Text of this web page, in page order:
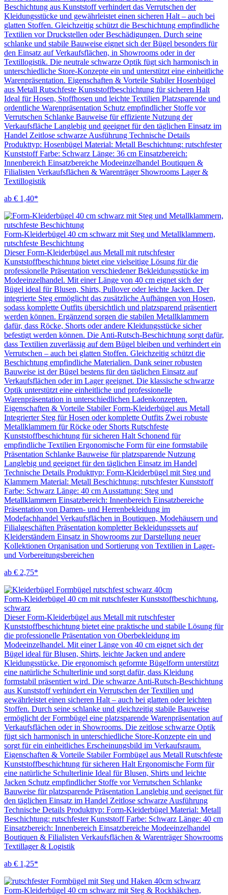
Beschichtung aus Kunststoff verhindert das Verrutschen der
Kleidungsstücke und gewährleistet einen sicheren Halt – auch bei
glatten Stoffen. Gleichzeitig schützt die Beschichtung empfindliche
Textilien vor Druckstellen oder Beschädigungen. Durch seine
schlanke und stabile Bauweise eignet sich der Bügel besonders für
den Einsatz auf Verkaufsflächen, in Showrooms oder in der
Textillogistik. Die neutrale schwarze Optik fügt sich harmonisch in
unterschiedliche Store-Konzepte ein und unterstützt eine einheitliche
Warenpräsentation. Eigenschaften & Vorteile Stabiler Hosenbügel
aus Metall Rutschfeste Kunststoffbeschichtung für sicheren Halt
Ideal für Hosen, Stoffhosen und leichte Textilien Platzsparende und
ordentliche Warenpräsentation Schutz empfindlicher Stoffe vor
Verrutschen Schlanke Bauweise für effiziente Nutzung der
Verkaufsfläche Langlebig und geeignet für den täglichen Einsatz im
Handel Zeitlose schwarze Ausführung Technische Details
Produkttyp: Hosenbügel Material: Metall Beschichtung: rutschfester
Kunststoff Farbe: Schwarz Länge: 36 cm Einsatzbereich:
Innenbereich Einsatzbereiche Modeeinzelhandel Boutiquen &
Filialisten Verkaufsflächen & Warenträger Showrooms Lager &
Textillogistik
ab € 1,40*
Form-Kleiderbügel 40 cm schwarz mit Steg und Metallklammern,
rutschfeste Beschichtung
Dieser Form-Kleiderbügel aus Metall mit rutschfester
Kunststoffbeschichtung bietet eine vielseitige Lösung für die
professionelle Präsentation verschiedener Bekleidungsstücke im
Modeeinzelhandel. Mit einer Länge von 40 cm eignet sich der
Bügel ideal für Blusen, Shirts, Pullover oder leichte Jacken. Der
integrierte Steg ermöglicht das zusätzliche Aufhängen von Hosen,
sodass komplette Outfits übersichtlich und platzsparend präsentiert
werden können. Ergänzend sorgen die stabilen Metallklammern
dafür, dass Röcke, Shorts oder andere Kleidungsstücke sicher
befestigt werden können. Die Anti-Rutsch-Beschichtung sorgt dafür,
dass Textilien zuverlässig auf dem Bügel bleiben und verhindert ein
Verrutschen – auch bei glatten Stoffen. Gleichzeitig schützt die
Beschichtung empfindliche Materialien. Dank seiner robusten
Bauweise ist der Bügel bestens für den täglichen Einsatz auf
Verkaufsflächen oder im Lager geeignet. Die klassische schwarze
Optik unterstützt eine einheitliche und professionelle
Warenpräsentation in unterschiedlichen Ladenkonzepten.
Eigenschaften & Vorteile Stabiler Form-Kleiderbügel aus Metall
Integrierter Steg für Hosen oder komplette Outfits Zwei robuste
Metallklammern für Röcke oder Shorts Rutschfeste
Kunststoffbeschichtung für sicheren Halt Schonend für
empfindliche Textilien Ergonomische Form für eine formstabile
Präsentation Schlanke Bauweise für platzsparende Nutzung
Langlebig und geeignet für den täglichen Einsatz im Handel
Technische Details Produkttyp: Form-Kleiderbügel mit Steg und
Klammern Material: Metall Beschichtung: rutschfester Kunststoff
Farbe: Schwarz Länge: 40 cm Ausstattung: Steg und
Metallklammern Einsatzbereich: Innenbereich Einsatzbereiche
Präsentation von Damen- und Herrenbekleidung im
Modefachhandel Verkaufsflächen in Boutiquen, Modehäusern und
Filialgeschäften Präsentation kompletter Bekleidungssets auf
Kleiderständern Einsatz in Showrooms zur Darstellung neuer
Kollektionen Organisation und Sortierung von Textilien in Lager-
und Vorbereitungsbereichen
ab € 2,75*
Form-Kleiderbügel 40 cm mit rutschfester Kunststoffbeschichtung,
schwarz
Dieser Form-Kleiderbügel aus Metall mit rutschfester
Kunststoffbeschichtung bietet eine praktische und stabile Lösung für
die professionelle Präsentation von Oberbekleidung im
Modeeinzelhandel. Mit einer Länge von 40 cm eignet sich der
Bügel ideal für Blusen, Shirts, leichte Jacken und andere
Kleidungsstücke. Die ergonomisch geformte Bügelform unterstützt
eine natürliche Schulterlinie und sorgt dafür, dass Kleidung
formstabil präsentiert wird. Die schwarze Anti-Rutsch-Beschichtung
aus Kunststoff verhindert ein Verrutschen der Textilien und
gewährleistet einen sicheren Halt – auch bei glatten oder leichten
Stoffen. Durch seine schlanke und gleichzeitig stabile Bauweise
ermöglicht der Formbügel eine platzsparende Warenpräsentation auf
Verkaufsflächen oder in Showrooms. Die zeitlose schwarze Optik
fügt sich harmonisch in unterschiedliche Store-Konzepte ein und
sorgt für ein einheitliches Erscheinungsbild im Verkaufsraum.
Eigenschaften & Vorteile Stabiler Formbügel aus Metall Rutschfeste
Kunststoffbeschichtung für sicheren Halt Ergonomische Form für
eine natürliche Schulterlinie Ideal für Blusen, Shirts und leichte
Jacken Schutz empfindlicher Stoffe vor Verrutschen Schlanke
Bauweise für platzsparende Präsentation Langlebig und geeignet für
den täglichen Einsatz im Handel Zeitlose schwarze Ausführung
Technische Details Produkttyp: Form-Kleiderbügel Material: Metall
Beschichtung: rutschfester Kunststoff Farbe: Schwarz Länge: 40 cm
Einsatzbereich: Innenbereich Einsatzbereiche Modeeinzelhandel
Boutiquen & Filialisten Verkaufsflächen & Warenträger Showrooms
Textillager & Logistik
ab € 1,25*
Form-Kleiderbügel 40 cm schwarz mit Steg & Rockhäkchen,